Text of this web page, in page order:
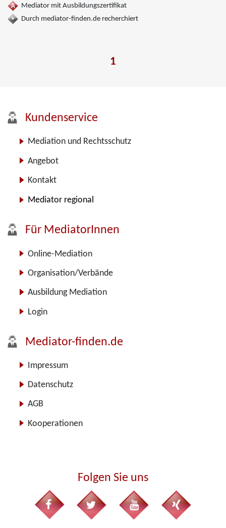
Mediator mit Ausbildungszertifikat
Durch mediator-finden.de recherchiert
1
Kundenservice
Mediation und Rechtsschutz
Angebot
Kontakt
Mediator regional
Für MediatorInnen
Online-Mediation
Organisation/Verbände
Ausbildung Mediation
Login
Mediator-finden.de
Impressum
Datenschutz
AGB
Kooperationen
Folgen Sie uns